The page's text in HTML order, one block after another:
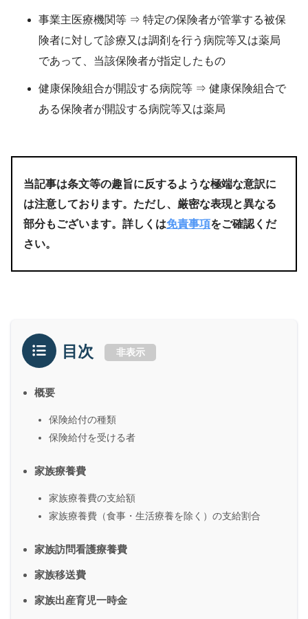
事業主医療機関等 ⇒ 特定の保険者が管掌する被保
険者に対して診療又は調剤を行う病院等又は薬局
であって、当該保険者が指定したもの
健康保険組合が開設する病院等 ⇒ 健康保険組合で
ある保険者が開設する病院等又は薬局
当記事は条文等の趣旨に反するような極端な意訳に
は注意しております。ただし、厳密な表現と異なる
部分もございます。詳しくは免責事項をご確認くだ
さい。
目次 非表示
概要
保険給付の種類
保険給付を受ける者
家族療養費
家族療養費の支給額
家族療養費（食事・生活療養を除く）の支給割合
家族訪問看護療養費
家族移送費
家族出産育児一時金